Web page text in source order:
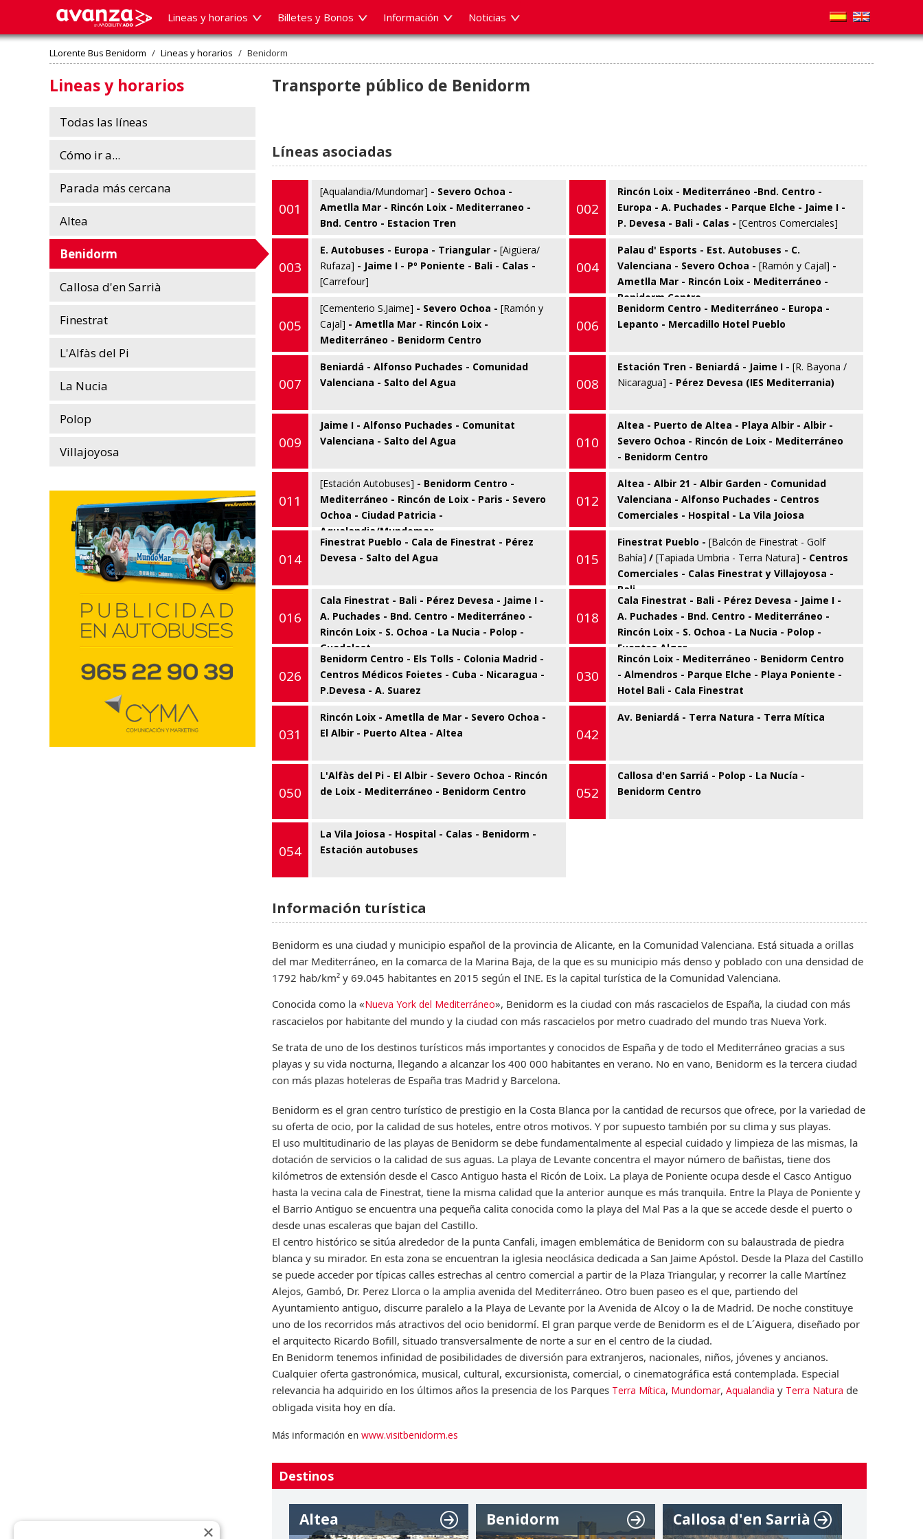
Lineas y horarios Billetes y Bonos Información Noticias
LLorente Bus Benidorm / Lineas y horarios / Benidorm
Lineas y horarios
Todas las líneas
Cómo ir a...
Parada más cercana
Altea
Benidorm
Callosa d'en Sarrià
Finestrat
L'Alfàs del Pi
La Nucia
Polop
Villajoyosa
Transporte público de Benidorm
Líneas asociadas
001
[Aqualandia/Mundomar] - Severo Ochoa -
Ametlla Mar - Rincón Loix - Mediterraneo -
Bnd. Centro - Estacion Tren
002
Rincón Loix - Mediterráneo -Bnd. Centro -
Europa - A. Puchades - Parque Elche - Jaime I -
P. Devesa - Bali - Calas - [Centros Comerciales]
003
E. Autobuses - Europa - Triangular - [Aigüera/
Rufaza] - Jaime I - Pº Poniente - Bali - Calas -
[Carrefour]
004
Palau d' Esports - Est. Autobuses - C.
Valenciana - Severo Ochoa - [Ramón y Cajal] -
Ametlla Mar - Rincón Loix - Mediterráneo -
Benidorm Centro
005
[Cementerio S.Jaime] - Severo Ochoa - [Ramón y
Cajal] - Ametlla Mar - Rincón Loix -
Mediterráneo - Benidorm Centro
006
Benidorm Centro - Mediterráneo - Europa -
Lepanto - Mercadillo Hotel Pueblo
007
Beniardá - Alfonso Puchades - Comunidad
Valenciana - Salto del Agua
008
Estación Tren - Beniardá - Jaime I - [R. Bayona /
Nicaragua] - Pérez Devesa (IES Mediterrania)
009
Jaime I - Alfonso Puchades - Comunitat
Valenciana - Salto del Agua
010
Altea - Puerto de Altea - Playa Albir - Albir -
Severo Ochoa - Rincón de Loix - Mediterráneo
- Benidorm Centro
011
[Estación Autobuses] - Benidorm Centro -
Mediterráneo - Rincón de Loix - Paris - Severo
Ochoa - Ciudad Patricia -
Aqualandia/Mundomar
012
Altea - Albir 21 - Albir Garden - Comunidad
Valenciana - Alfonso Puchades - Centros
Comerciales - Hospital - La Vila Joiosa
014
Finestrat Pueblo - Cala de Finestrat - Pérez
Devesa - Salto del Agua
015
Finestrat Pueblo - [Balcón de Finestrat - Golf
Bahía] / [Tapiada Umbria - Terra Natura] - Centros
Comerciales - Calas Finestrat y Villajoyosa -
Bali
016
Cala Finestrat - Bali - Pérez Devesa - Jaime I -
A. Puchades - Bnd. Centro - Mediterráneo -
Rincón Loix - S. Ochoa - La Nucia - Polop -
Guadalest
018
Cala Finestrat - Bali - Pérez Devesa - Jaime I -
A. Puchades - Bnd. Centro - Mediterráneo -
Rincón Loix - S. Ochoa - La Nucia - Polop -
Fuentes Algar
026
Benidorm Centro - Els Tolls - Colonia Madrid -
Centros Médicos Foietes - Cuba - Nicaragua -
P.Devesa - A. Suarez
030
Rincón Loix - Mediterráneo - Benidorm Centro
- Almendros - Parque Elche - Playa Poniente -
Hotel Bali - Cala Finestrat
031
Rincón Loix - Ametlla de Mar - Severo Ochoa -
El Albir - Puerto Altea - Altea
042
Av. Beniardá - Terra Natura - Terra Mítica
050
L'Alfàs del Pi - El Albir - Severo Ochoa - Rincón
de Loix - Mediterráneo - Benidorm Centro
052
Callosa d'en Sarriá - Polop - La Nucía -
Benidorm Centro
054
La Vila Joiosa - Hospital - Calas - Benidorm -
Estación autobuses
Información turística
Benidorm es una ciudad y municipio español de la provincia de Alicante, en la Comunidad Valenciana. Está situada a orillas
del mar Mediterráneo, en la comarca de la Marina Baja, de la que es su municipio más denso y poblado con una densidad de
1792 hab/km² y 69.045 habitantes en 2015 según el INE. Es la capital turística de la Comunidad Valenciana.
Conocida como la «Nueva York del Mediterráneo», Benidorm es la ciudad con más rascacielos de España, la ciudad con más
rascacielos por habitante del mundo y la ciudad con más rascacielos por metro cuadrado del mundo tras Nueva York.
Se trata de uno de los destinos turísticos más importantes y conocidos de España y de todo el Mediterráneo gracias a sus
playas y su vida nocturna, llegando a alcanzar los 400 000 habitantes en verano. No en vano, Benidorm es la tercera ciudad
con más plazas hoteleras de España tras Madrid y Barcelona.
Benidorm es el gran centro turístico de prestigio en la Costa Blanca por la cantidad de recursos que ofrece, por la variedad de
su oferta de ocio, por la calidad de sus hoteles, entre otros motivos. Y por supuesto también por su clima y sus playas.
El uso multitudinario de las playas de Benidorm se debe fundamentalmente al especial cuidado y limpieza de las mismas, la
dotación de servicios o la calidad de sus aguas. La playa de Levante concentra el mayor número de bañistas, tiene dos
kilómetros de extensión desde el Casco Antiguo hasta el Ricón de Loix. La playa de Poniente ocupa desde el Casco Antiguo
hasta la vecina cala de Finestrat, tiene la misma calidad que la anterior aunque es más tranquila. Entre la Playa de Poniente y
el Barrio Antiguo se encuentra una pequeña calita conocida como la playa del Mal Pas a la que se accede desde el puerto o
desde unas escaleras que bajan del Castillo.
El centro histórico se sitúa alrededor de la punta Canfali, imagen emblemática de Benidorm con su balaustrada de piedra
blanca y su mirador. En esta zona se encuentran la iglesia neoclásica dedicada a San Jaime Apóstol. Desde la Plaza del Castillo
se puede acceder por típicas calles estrechas al centro comercial a partir de la Plaza Triangular, y recorrer la calle Martínez
Alejos, Gambó, Dr. Perez Llorca o la amplia avenida del Mediterráneo. Otro buen paseo es el que, partiendo del
Ayuntamiento antiguo, discurre paralelo a la Playa de Levante por la Avenida de Alcoy o la de Madrid. De noche constituye
uno de los recorridos más atractivos del ocio benidormí. El gran parque verde de Benidorm es el de L´Aiguera, diseñado por
el arquitecto Ricardo Bofill, situado transversalmente de norte a sur en el centro de la ciudad.
En Benidorm tenemos infinidad de posibilidades de diversión para extranjeros, nacionales, niños, jóvenes y ancianos.
Cualquier oferta gastronómica, musical, cultural, excursionista, comercial, o cinematográfica está contemplada. Especial
relevancia ha adquirido en los últimos años la presencia de los Parques Terra Mítica, Mundomar, Aqualandia y Terra Natura de
obligada visita hoy en día.
Más información en www.visitbenidorm.es
Destinos
Villajoyosa Altea Benidorm Callosa d'en Sarrià
×